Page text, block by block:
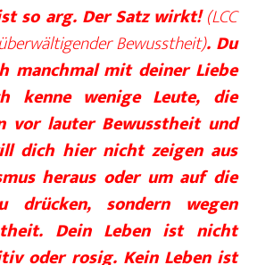
so arg. Der Satz wirkt! (LCC
Bewusstheit). Du
manchmal mit deiner Liebe
kenne wenige Leute, die
vor lauter Bewusstheit und
dich hier nicht zeigen aus
heraus oder um auf die
drücken, sondern wegen
Dein Leben ist nicht
oder rosig. Kein Leben ist